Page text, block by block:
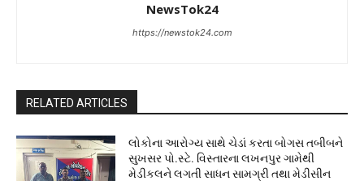
NewsTok24
https://newstok24.com
RELATED ARTICLES
લોકોના આરોગ્ય સાથે ચેડાં કરતા બોગસ તબીબને
સુખસર પો.સ્ટે. વિસ્તારના લખનપુર ગામેથી
મેડીકલને લગતી સાધન સામગ્રી તથા મેડીસીન